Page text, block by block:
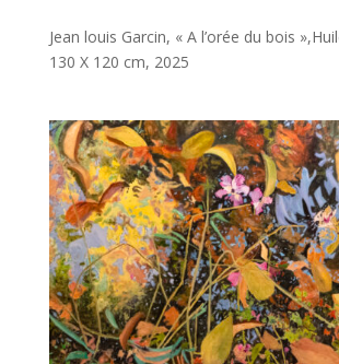
Jean louis Garcin, « A l’orée du bois
130 X 120 cm, 2025